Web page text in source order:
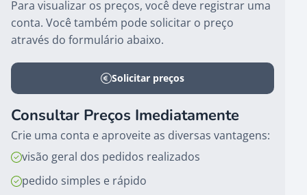
Para visualizar os preços, você deve registrar uma
conta. Você também pode solicitar o preço
através do formulário abaixo.
Solicitar preços
Consultar Preços Imediatamente
Crie uma conta e aproveite as diversas vantagens:
visão geral dos pedidos realizados
pedido simples e rápido